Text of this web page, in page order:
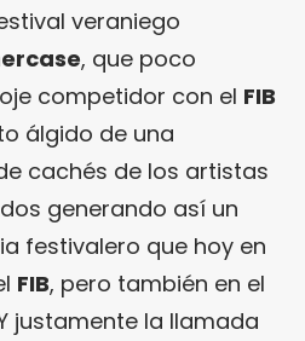
veraniego
, que poco
competidor con el FIB
álgido de una
cachés de los artistas
generando así un
festivalero que hoy en
FIB, pero también en el
justamente la llamada